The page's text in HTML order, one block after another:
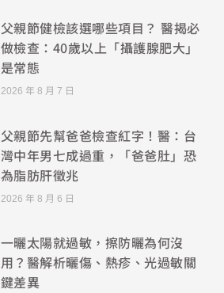
父親節健檢該選哪些項目？ 醫揭必
做檢查：40歲以上「攝護腺肥大」
是常態
2026 年 8 月 7 日
父親節先幫爸爸檢查紅字！醫：台
灣中年男七成過重，「爸爸肚」恐
為脂肪肝徵兆
2026 年 8 月 6 日
一曬太陽就過敏，擦防曬為何沒
用？醫解析曬傷、熱疹、光過敏關
鍵差異